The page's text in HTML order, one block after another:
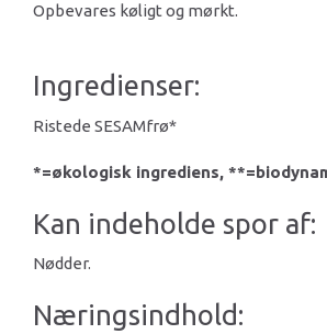
Opbevares køligt og mørkt.
Ingredienser:
Ristede SESAMfrø*
*=økologisk ingrediens,
Kan indeholde spor af:
Nødder.
Næringsindhold: